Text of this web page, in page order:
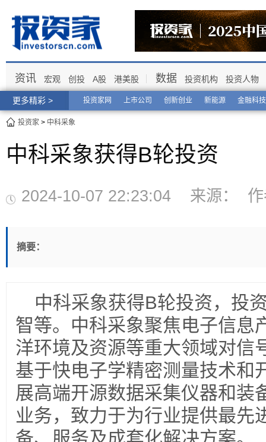
更多精彩 > 投资家网 上市公司 创新创业 新能源 金融科技
资讯 宏观 创投 A股 港美股 数据 投资机构 投资人物
投资家 > 中科采象
中科采象获得B轮投资
2024-10-07 22:23:04 来源：
摘要：
中科采象获得B轮投资，投
智等。中科采象聚焦电子信息
洋环境及资源等重大领域对信
基于快电子学精密测量技术和
展高端开源数据采集仪器和装
业务，致力于为行业提供最先